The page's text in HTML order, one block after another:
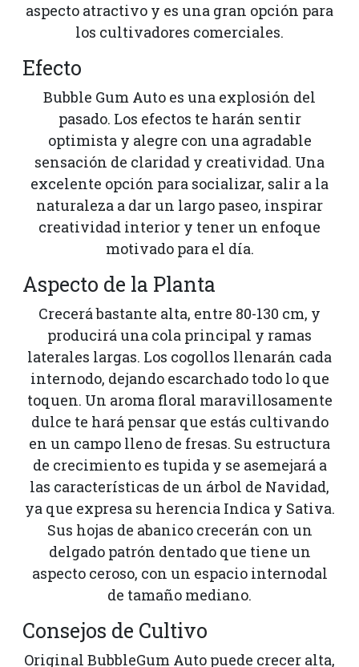
aspecto atractivo y es una gran opción para
los cultivadores comerciales.
Efecto
Bubble Gum Auto es una explosión del
pasado. Los efectos te harán sentir
optimista y alegre con una agradable
sensación de claridad y creatividad. Una
excelente opción para socializar, salir a la
naturaleza a dar un largo paseo, inspirar
creatividad interior y tener un enfoque
motivado para el día.
Aspecto de la Planta
Crecerá bastante alta, entre 80-130 cm, y
producirá una cola principal y ramas
laterales largas. Los cogollos llenarán cada
internodo, dejando escarchado todo lo que
toquen. Un aroma floral maravillosamente
dulce te hará pensar que estás cultivando
en un campo lleno de fresas. Su estructura
de crecimiento es tupida y se asemejará a
las características de un árbol de Navidad,
ya que expresa su herencia Indica y Sativa.
Sus hojas de abanico crecerán con un
delgado patrón dentado que tiene un
aspecto ceroso, con un espacio internodal
de tamaño mediano.
Consejos de Cultivo
Original BubbleGum Auto puede crecer alta,